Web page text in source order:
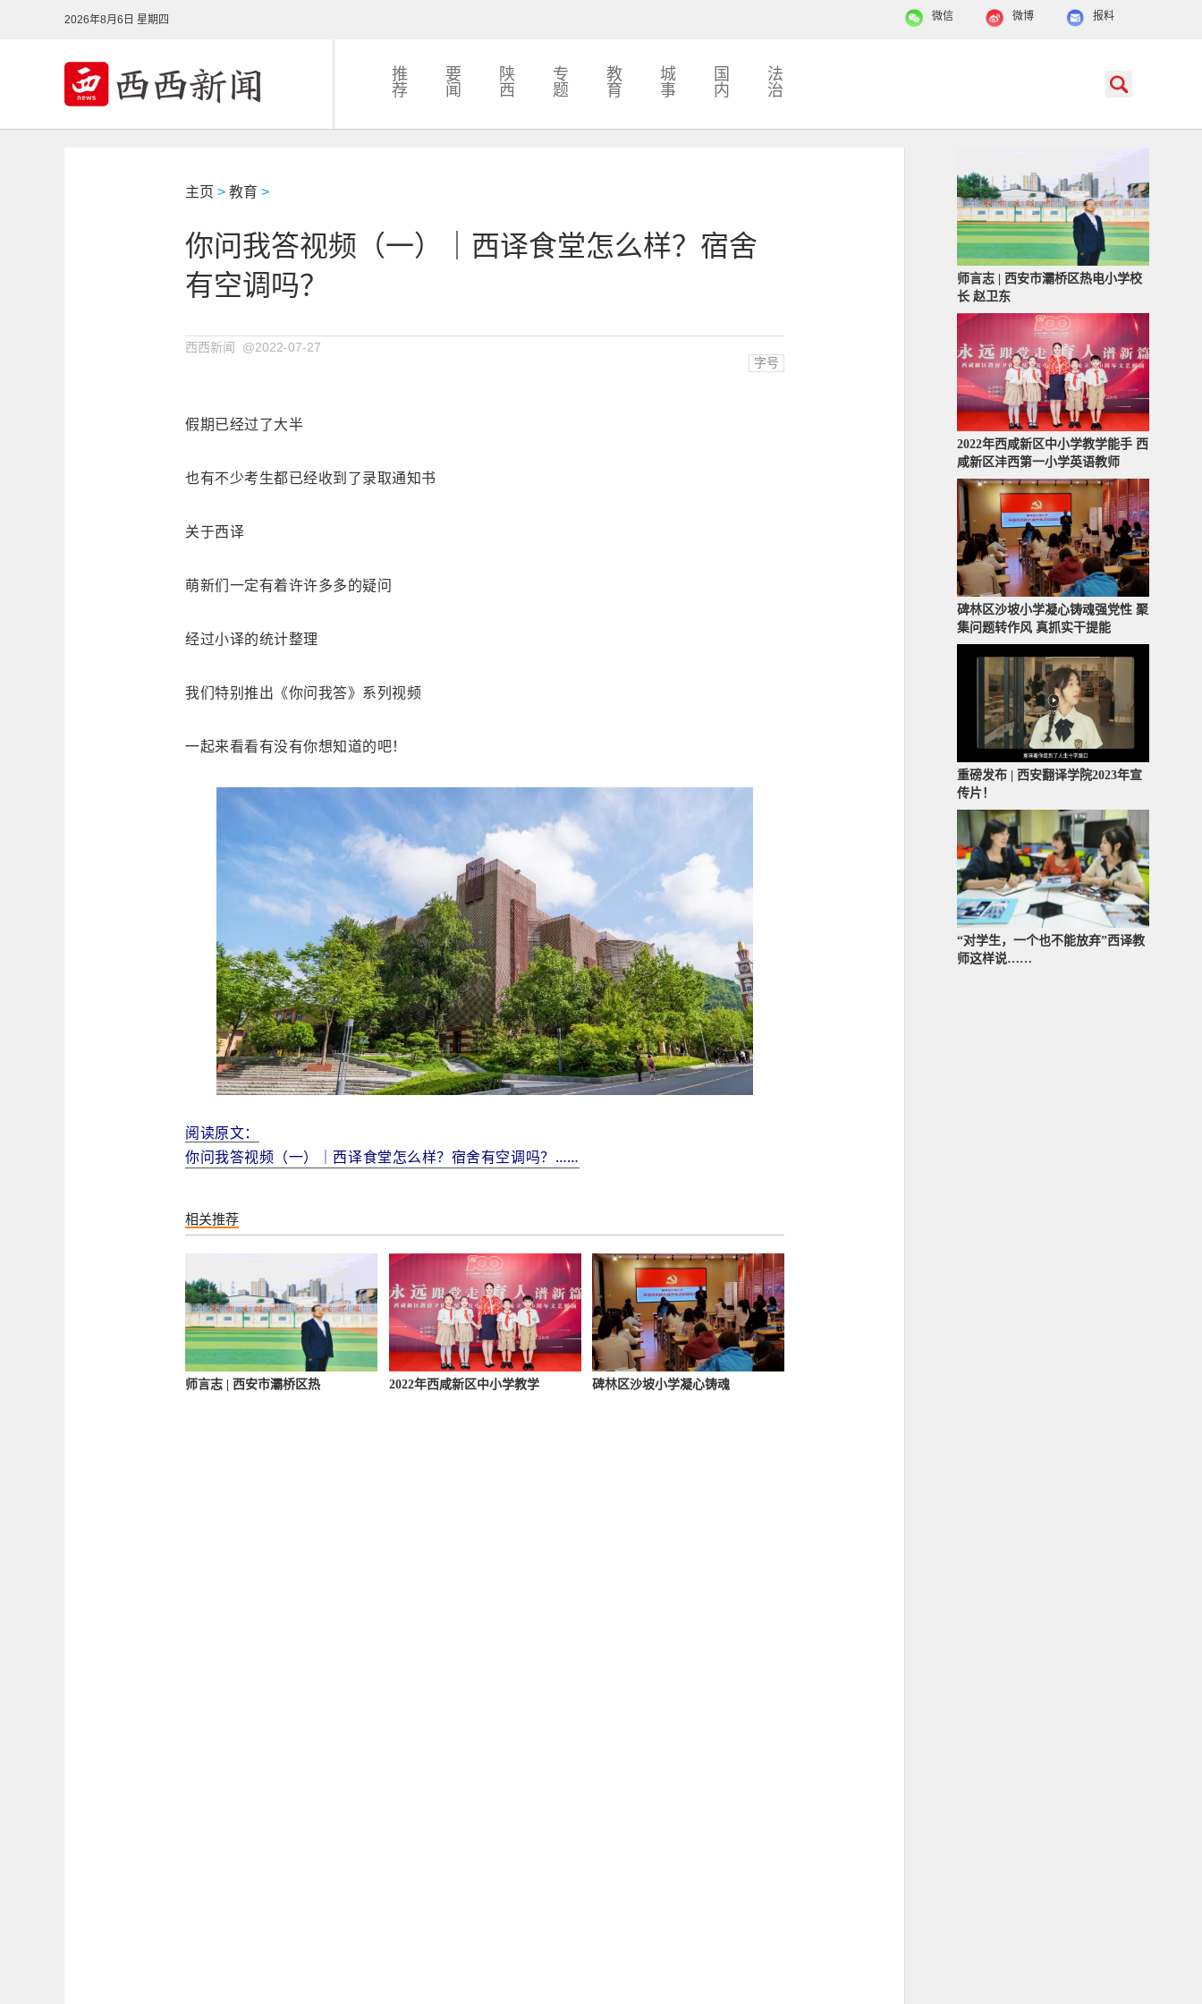
2026年8月6日 星期四 报料
微博
微信
推
荐
要
闻
陕
西
专
题
教
育
城
事
国
内
法
治
主页 > 教育 >
你问我答视频（一）｜西译食堂怎么样？宿舍
有空调吗？
西西新闻 @2022-07-27
字号
假期已经过了大半
也有不少考生都已经收到了录取通知书
关于西译
萌新们一定有着许许多多的疑问
经过小译的统计整理
我们特别推出《你问我答》系列视频
一起来看看有没有你想知道的吧！
阅读原文：
你问我答视频（一）｜西译食堂怎么样？宿舍有空调吗？……
相关推荐
师言志 | 西安市灞桥区热 2022年西咸新区中小学教学 碑林区沙坡小学凝心铸魂
师言志 | 西安市灞桥区热电小学校
长 赵卫东
2022年西咸新区中小学教学能手 西
咸新区沣西第一小学英语教师
碑林区沙坡小学凝心铸魂强党性 聚
集问题转作风 真抓实干提能
重磅发布 | 西安翻译学院2023年宣
传片！
“对学生，一个也不能放弃”西译教
师这样说……